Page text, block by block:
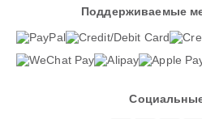
Поддерживаемые